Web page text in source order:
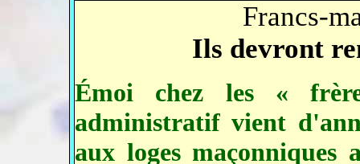
Francs-
Ils devront
Émoi chez les «
administratif vient
aux loges maçonniques